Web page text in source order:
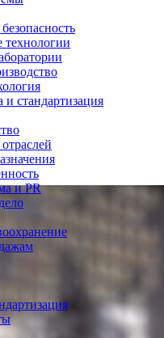
и стандартизация
и PR